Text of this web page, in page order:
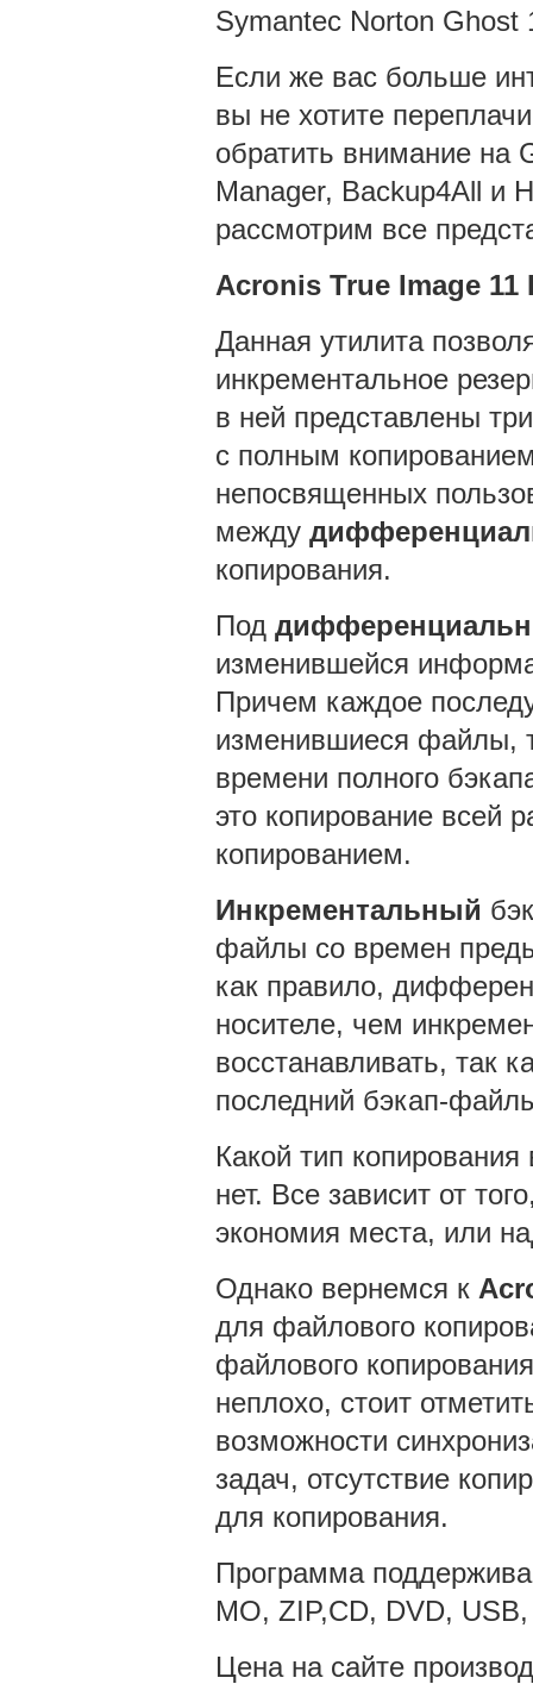
Symantec Norton Ghost
Если же вас больше
вы не хотите
обратить внимание на
Manager, Backup4All и
рассмотрим все
Acronis True Image 11
Данная утилита
инкрементальное
в ней представлены
с полным
непосвященных
между
копирования.
Под
изменившейся
Причем каждое
изменившиеся файлы,
времени полного
это копирование всей
копированием.
Инкрементальный
файлы со времен
как правило,
носителе, чем
восстанавливать, так
последний бэкап-
Какой тип
нет. Все зависит от
экономия места, или
Однако вернемся к
для файлового
файлового
неплохо, стоит
возможности
задач, отсутствие
для копирования.
Программа
MO, ZIP,CD, DVD,
Цена на сайте